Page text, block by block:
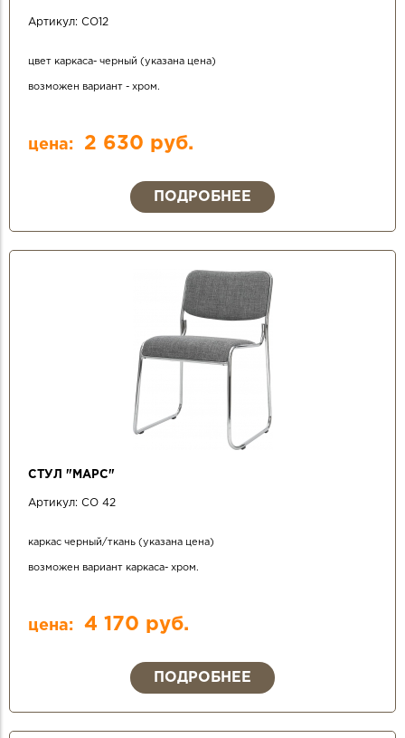
Артикул: СО12
цвет каркаса- черный (указана цена)
возможен вариант - хром.
цена: 2 630 руб.
ПОДРОБНЕЕ
СТУЛ "МАРС"
Артикул: СО 42
каркас черный/ткань (указана цена)
возможен вариант каркаса- хром.
цена: 4 170 руб.
ПОДРОБНЕЕ